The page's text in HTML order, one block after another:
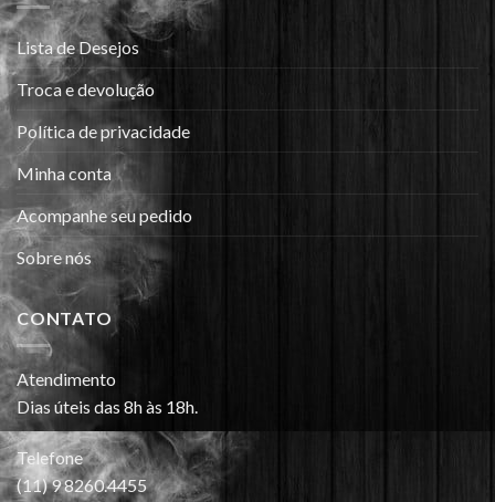
Lista de Desejos
Troca e devolução
Política de privacidade
Minha conta
Acompanhe seu pedido
Sobre nós
CONTATO
Atendimento
Dias úteis das 8h às 18h.
Telefone
(11) 9 8260.4455